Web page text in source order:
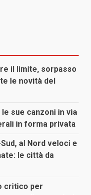
il limite, sorpasso
le novità del
sue canzoni in via
in forma privata
al Nord veloci e
le città da
critico per